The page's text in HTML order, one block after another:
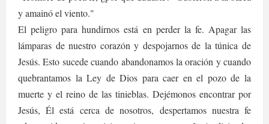
y amainó el viento."
El peligro para hundirnos está en perder la fe. Apagar las
lámparas de nuestro corazón y despojarnos de la túnica de
Jesús. Esto sucede cuando abandonamos la oración y cuando
quebrantamos la Ley de Dios para caer en el pozo de la
muerte y el reino de las tinieblas. Dejémonos encontrar por
Jesús, Él está cerca de nosotros, despertamos nuestra fe